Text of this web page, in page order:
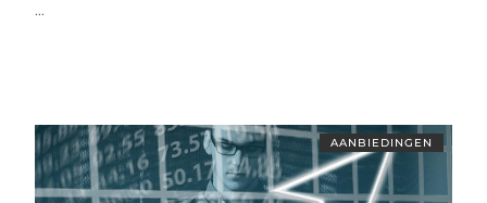
...
AANBIEDINGEN